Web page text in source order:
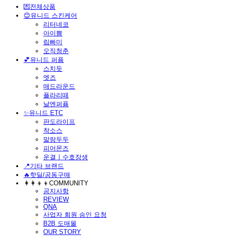
💌전체상품
😊유니드 스킨케어
리터네코
아이쁨
립빠미
오직청춘
💕유니드 퍼퓸
스치듯
엣즈
매드라운드
플라리떼
날엔퍼퓸
​✨유니드 ETC
판도라이프
착소스
말랑두두
피어몬즈
운결ㅣ수호장생
📍기타 브랜드
🔥핫딜/공동구매
👩‍👩‍👦‍👦COMMUNITY
공지사항
REVIEW
QNA
사업자 회원 승인 요청
B2B 도매몰
OUR STORY